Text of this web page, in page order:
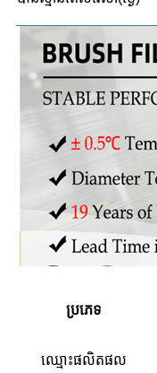
ប្រភេទ
ឈ្មោះ​ផលិតផល